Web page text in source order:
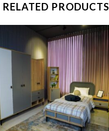
RELATED PRODUCTS